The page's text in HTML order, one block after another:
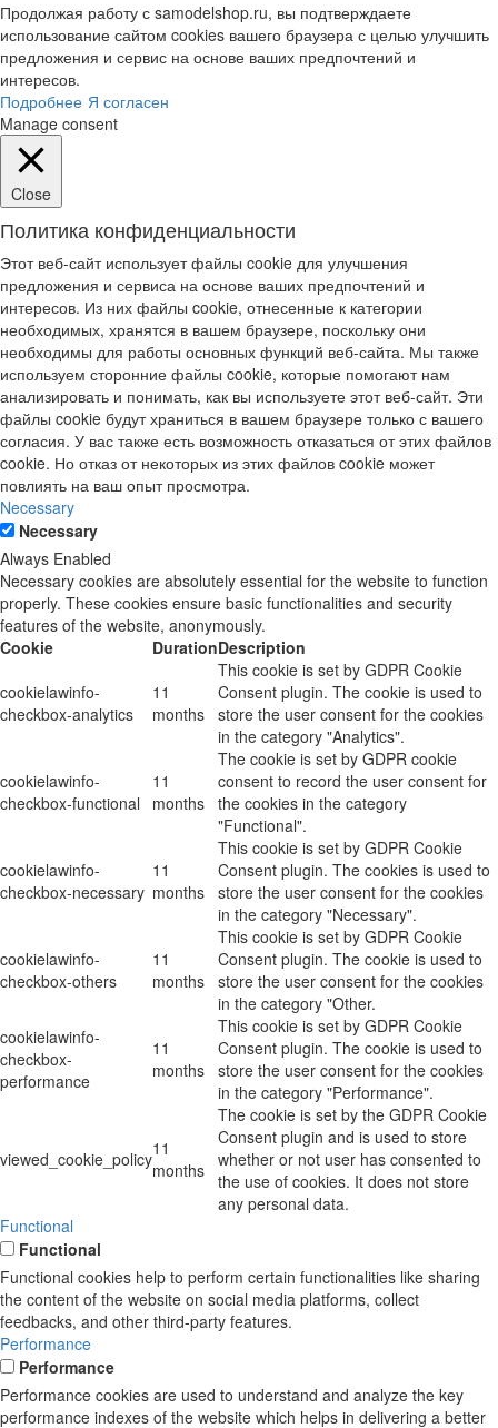
Продолжая работу с samodelshop.ru, вы подтверждаете
использование сайтом cookies вашего браузера с целью улучшить
предложения и сервис на основе ваших предпочтений и
интересов.
Подробнее Я согласен
Manage consent
Close
Политика конфиденциальности
Этот веб-сайт использует файлы cookie для улучшения
предложения и сервиса на основе ваших предпочтений и
интересов. Из них файлы cookie, отнесенные к категории
необходимых, хранятся в вашем браузере, поскольку они
необходимы для работы основных функций веб-сайта. Мы также
используем сторонние файлы cookie, которые помогают нам
анализировать и понимать, как вы используете этот веб-сайт. Эти
файлы cookie будут храниться в вашем браузере только с вашего
согласия. У вас также есть возможность отказаться от этих файлов
cookie. Но отказ от некоторых из этих файлов cookie может
повлиять на ваш опыт просмотра.
Necessary
Necessary
Always Enabled
Necessary cookies are absolutely essential for the website to function
properly. These cookies ensure basic functionalities and security
features of the website, anonymously.
Cookie
DurationDescription
cookielawinfo-
checkbox-analytics
11
months
This cookie is set by GDPR Cookie
Consent plugin. The cookie is used to
store the user consent for the cookies
in the category "Analytics".
cookielawinfo-
checkbox-functional
11
months
The cookie is set by GDPR cookie
consent to record the user consent for
the cookies in the category
"Functional".
cookielawinfo-
checkbox-necessary
11
months
This cookie is set by GDPR Cookie
Consent plugin. The cookies is used to
store the user consent for the cookies
in the category "Necessary".
cookielawinfo-
checkbox-others
11
months
This cookie is set by GDPR Cookie
Consent plugin. The cookie is used to
store the user consent for the cookies
in the category "Other.
cookielawinfo-
checkbox-
performance
11
months
This cookie is set by GDPR Cookie
Consent plugin. The cookie is used to
store the user consent for the cookies
in the category "Performance".
viewed_cookie_policy11
months
The cookie is set by the GDPR Cookie
Consent plugin and is used to store
whether or not user has consented to
the use of cookies. It does not store
any personal data.
Functional
Functional
Functional cookies help to perform certain functionalities like sharing
the content of the website on social media platforms, collect
feedbacks, and other third-party features.
Performance
Performance
Performance cookies are used to understand and analyze the key
performance indexes of the website which helps in delivering a better